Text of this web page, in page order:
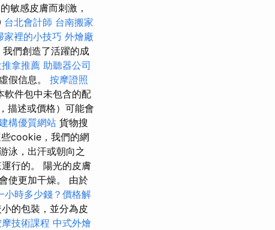
敏感皮膚而刺激，
台北會計師 台南搬家
家裡的小技巧 外燴廠
們創造了活躍的成
拿推薦 助聽器公司
假信息。 按摩證照
軟件包中未包含的配
描述或價格）可能會
構優質網站 貨物搜
cookie，我們的網
泳，出汗或朝向之
行的。 陽光的皮膚
使更加干燥。 由於
小時多少錢？價格解
的包裝，並分為皮
技術課程 中式外燴